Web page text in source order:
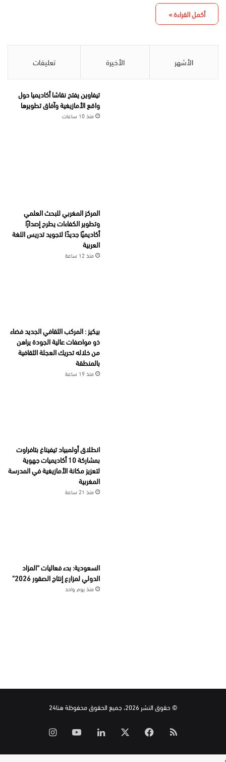
أكمل القراءة »
الأشهر الأخيرة تعليقات
تيفاوين يفتح نقاشا أكاديميا حول
واقع الأمازيغية وآفاق تطويرها
منذ 10 ساعات
المركز المغربي للبحث العلمي
وتطوير الكفاءات يطرح إصدارًا
أكاديميًا جديدًا لتجويد تدريس اللغة
العربية
منذ 12 ساعة
بيكيز : المركب الثقافي الجديد فضاء
ذو مواصفات عالية الجودة يراهن
من خلاله تحريك العجلة الثقافية
بالمنطقة
منذ 19 ساعة
انطلاق أولمبياد تيفيناغ بتافراوت
بمشاركة 10 أكاديميات جهوية
لتعزيز مكانة الأمازيغية في المدرسة
المغربية
منذ 21 ساعة
السعودية: بدء فعاليات “المزاد
الدولي لمزارع إنتاج الصقور 2026”
منذ يوم واحد
© حقوق النشر 2026، جميع الحقوق محفوظة هنا24
ملخص
الموقع
فيسبوك لينكدإن ‫YouTube
ر